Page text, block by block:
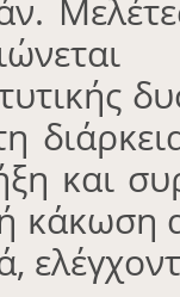
και
κάκωση